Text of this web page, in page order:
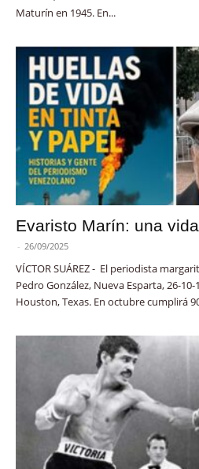
Maturín en 1945. En...
Evaristo Marín: una
- 26/09/2025
VÍCTOR SUÁREZ - El periodista
Pedro González, Nueva Esparta, 26-
Houston, Texas. En octubre cumplirá